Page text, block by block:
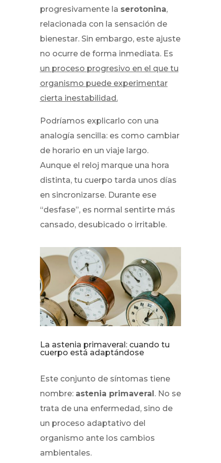
progresivamente la serotonina,
relacionada con la sensación de
bienestar. Sin embargo, este ajuste
no ocurre de forma inmediata. Es
un proceso progresivo en el que tu
organismo puede experimentar
cierta inestabilidad.
Podríamos explicarlo con una
analogía sencilla: es como cambiar
de horario en un viaje largo.
Aunque el reloj marque una hora
distinta, tu cuerpo tarda unos días
en sincronizarse. Durante ese
“desfase”, es normal sentirte más
cansado, desubicado o irritable.
La astenia primaveral: cuando tu
cuerpo está adaptándose
Este conjunto de síntomas tiene
nombre: astenia primaveral. No se
trata de una enfermedad, sino de
un proceso adaptativo del
organismo ante los cambios
ambientales.